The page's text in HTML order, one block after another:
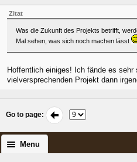
Zitat
Was die Zukunft des Projekts betrifft,
Mal sehen, was sich noch machen lässt
Hoffentlich einiges! Ich fände es sehr
vielversprechenden Projekt dann
Go to page:
Menu